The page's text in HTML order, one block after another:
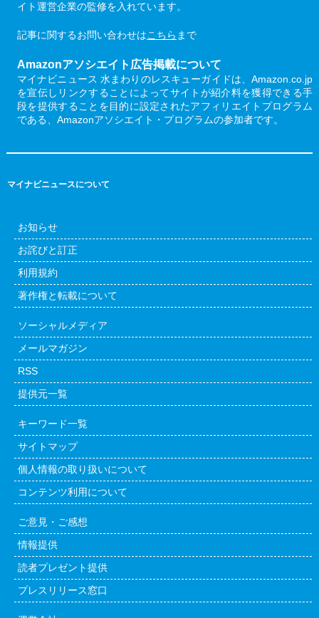
イト運営企業の監修を入れています。
記事に関するお問い合わせはこちら まで
Amazonアソシエイト広告掲載について
マイナビニュース 水まわりのレスキューガイドは、Amazon.co.jp
を宣伝しリンクすることによってサイトが紹介料を獲得できる手
段を提供することを目的に設定されたアフィリエイトプログラム
である、Amazonアソシエイト・プログラムの参加者です。
マイナビニュースについて
お知らせ
お詫びと訂正
利用規約
著作権と転載について
ソーシャルメディア
メールマガジン
RSS
提供元一覧
キーワード一覧
サイトマップ
個人情報の取り扱いについて
コンテンツ利用について
ご意見・ご感想
情報提供
読者プレゼント提供
プレスリリース窓口